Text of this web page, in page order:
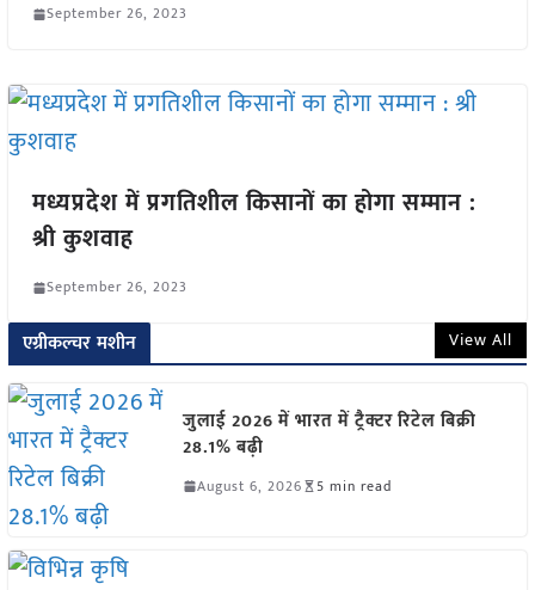
September 26, 2023
मध्यप्रदेश में प्रगतिशील किसानों का होगा सम्मान :
श्री कुशवाह
September 26, 2023
एग्रीकल्चर मशीन View All
जुलाई 2026 में भारत में ट्रैक्टर रिटेल बिक्री
28.1% बढ़ी
August 6, 2026 5 min read